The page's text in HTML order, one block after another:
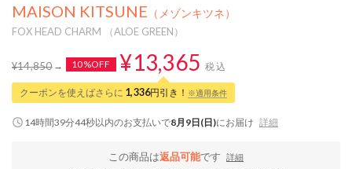
MAISON KITSUNE （メゾンキツネ）
FOX HEAD CHARM （ALOE GREEN）
¥14,850 10%OFF ¥13,365 税込
クーポンを使えばさらに 1,336円引き！ ※適用条件
14時間39分43秒以内のお支払いで8月9日(日)にお届け 詳細
この商品は返品可能です
詳細